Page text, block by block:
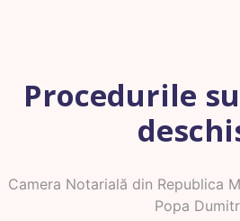
Procedurile
Camera Notarială din Republica
Popa